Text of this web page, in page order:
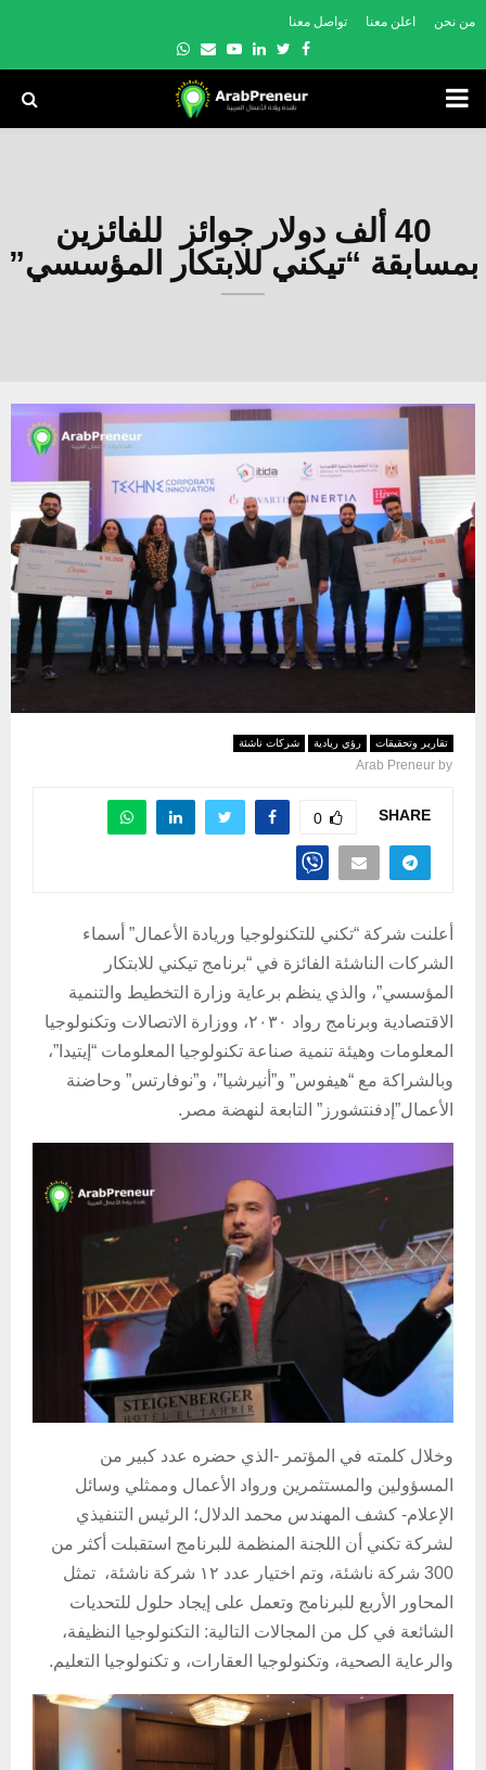
من نحن اعلن معنا تواصل معنا
Facebook
Twitter
Linkedin
Youtube
Email
Whatsapp
PRIMARY
40 ألف دولار جوائز للفائزين
بمسابقة “تيكني للابتكار المؤسسي”
تقارير وتحقيقات رؤي ريادية شركات ناشئة
by
Arab Preneur
SHARE
0
أعلنت شركة “تكني للتكنولوجيا وريادة الأعمال” أسماء
الشركات الناشئة الفائزة في “برنامج تيكني للابتكار
المؤسسي”، والذي ينظم برعاية وزارة التخطيط والتنمية
الاقتصادية وبرنامج رواد ٢٠٣٠، ووزارة الاتصالات وتكنولوجيا
المعلومات وهيئة تنمية صناعة تكنولوجيا المعلومات “إيتيدا”،
وبالشراكة مع “هيفوس” و”أنيرشيا”، و”نوفارتس” وحاضنة
الأعمال”إدفنتشورز” التابعة لنهضة مصر.
وخلال كلمته في المؤتمر -الذي حضره عدد كبير من
المسؤولين والمستثمرين ورواد الأعمال وممثلي وسائل
الإعلام- كشف المهندس محمد الدلال؛ الرئيس التنفيذي
لشركة تكني أن اللجنة المنظمة للبرنامج استقبلت أكثر من
300 شركة ناشئة، وتم اختيار عدد ١٢ شركة ناشئة، تمثل
المحاور الأربع للبرنامج وتعمل على إيجاد حلول للتحديات
الشائعة في كل من المجالات التالية: التكنولوجيا النظيفة،
والرعاية الصحية، وتكنولوجيا العقارات، و تكنولوجيا التعليم.